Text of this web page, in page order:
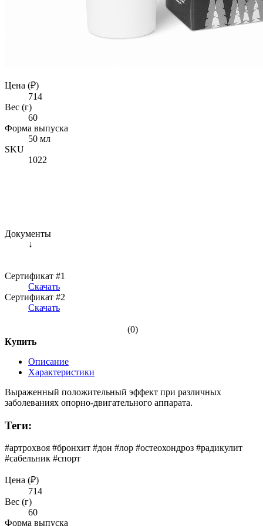
Цена (₽)
714
Вес (г)
60
Форма выпуска
50 мл
SKU
1022
Документы
↓
Сертификат #1
Скачать
Сертификат #2
Скачать
(0)
Купить
Описание
Характеристики
Выраженный положительный эффект при различных
заболеваниях опорно-двигательного аппарата.
Теги:
#артрохвоя #бронхит #дон #лор #остеохондроз #радикулит
#сабельник #спорт
Цена (₽)
714
Вес (г)
60
Форма выпуска